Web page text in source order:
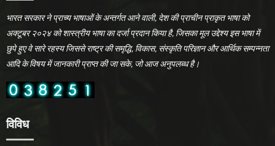
भारत सरकार ने प्राच्य भाषाओं के अन्तर्गत आने वाली, देश की प्राचीन प्राकृत भाषा को
अक्टूबर २०२४ को शास्त्रीय भाषा का दर्जा प्रदान किया है, जिसका मूल उद्देश्य इस भाषा में
छुपे हुए वे सारे रहस्य जिससे राष्ट्र की समृद्धि, विकास, संस्कृति परिज्ञान और आर्थिक सम्पन्नता
आदि के विषय में जानकारी प्राप्त की जा सके, जो आज अनुपलब्ध है।
विविध